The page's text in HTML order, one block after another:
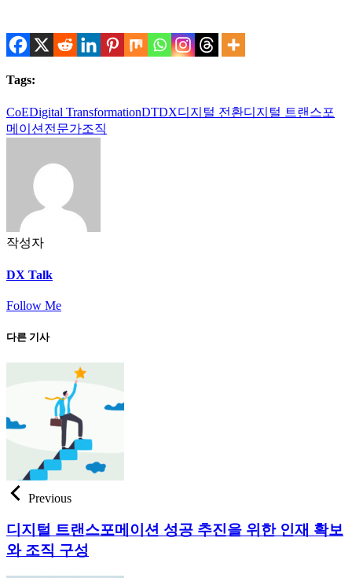
Tags:
CoEDigital TransformationDTDX디지털 전환디지털 트랜스포
메이션 전문가조직
작성자
DX Talk
Follow Me
다른 기사
Previous
디지털 트랜스포메이션 성공 추진을 위한 인재 확보
와 조직 구성